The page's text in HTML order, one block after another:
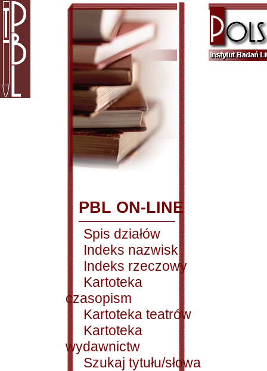
PBL ON-LINE
Spis działów
Indeks nazwisk
Indeks rzeczowy
Kartoteka
czasopism
Kartoteka teatrów
Kartoteka
wydawnictw
Szukaj tytułu/słowa